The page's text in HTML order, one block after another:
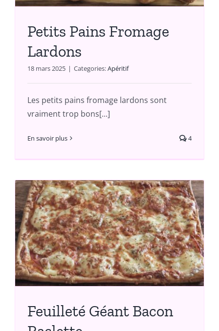
Petits Pains Fromage
Lardons
18 mars 2025 | Categories:Apéritif
Les petits pains fromage lardons sont
vraiment trop bons[...]
En savoir plus 4
Feuilleté Géant Bacon